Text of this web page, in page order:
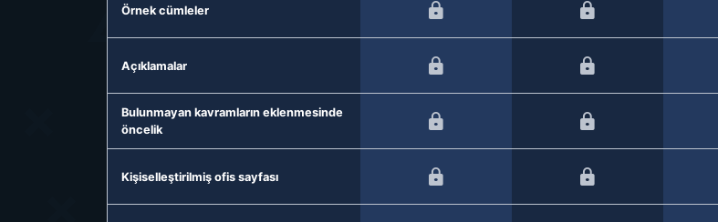
Örnek cümleler
Açıklamalar
Bulunmayan kavramların eklenmesinde
öncelik
Kişiselleştirilmiş ofis sayfası